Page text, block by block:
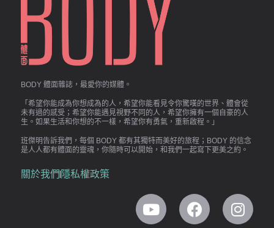
BODY 體面雜誌，最愛你的媒體。
「希望你能成為你想成為的人，希望你能看見令你驚嘆的世界、體會從
未有過的感受；希望你能遇見視野不同的人，希望你擁有一個自豪的人
生。如果生活和你想的不一樣，希望你有勇氣，重新啟程。」
班傑明告訴我們，每個 BODY 都有其獨特而美好的旅程；BODY 的信念
是人人都有體面的靈魂，你隨時可以開始，和我們一起寫下更美之約。
關於我們 隱私權政策